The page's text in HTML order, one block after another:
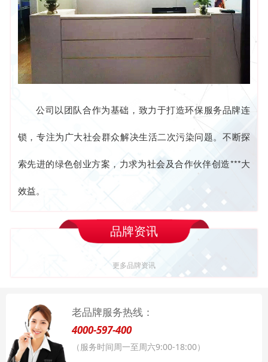
公司以团队合作为基础，致力于打造环保服务品牌连
锁，专注为广大社会群众解决生活二次污染问题。不断探
索先进的绿色创业方案，力求为社会及合作伙伴创造***大
效益。
品牌资讯
更多品牌资讯
老品牌服务热线：
4000-597-400
（服务时间周一至周六9:00-18:00）